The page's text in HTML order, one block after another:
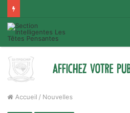
Accueil / Nouvelles